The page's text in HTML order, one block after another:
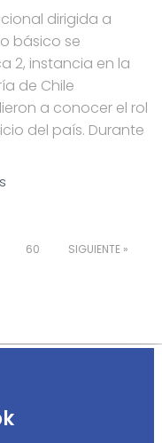
dirigida a
básico se
2, instancia en la
de Chile
a conocer el rol
del país. Durante
60 SIGUIENTE